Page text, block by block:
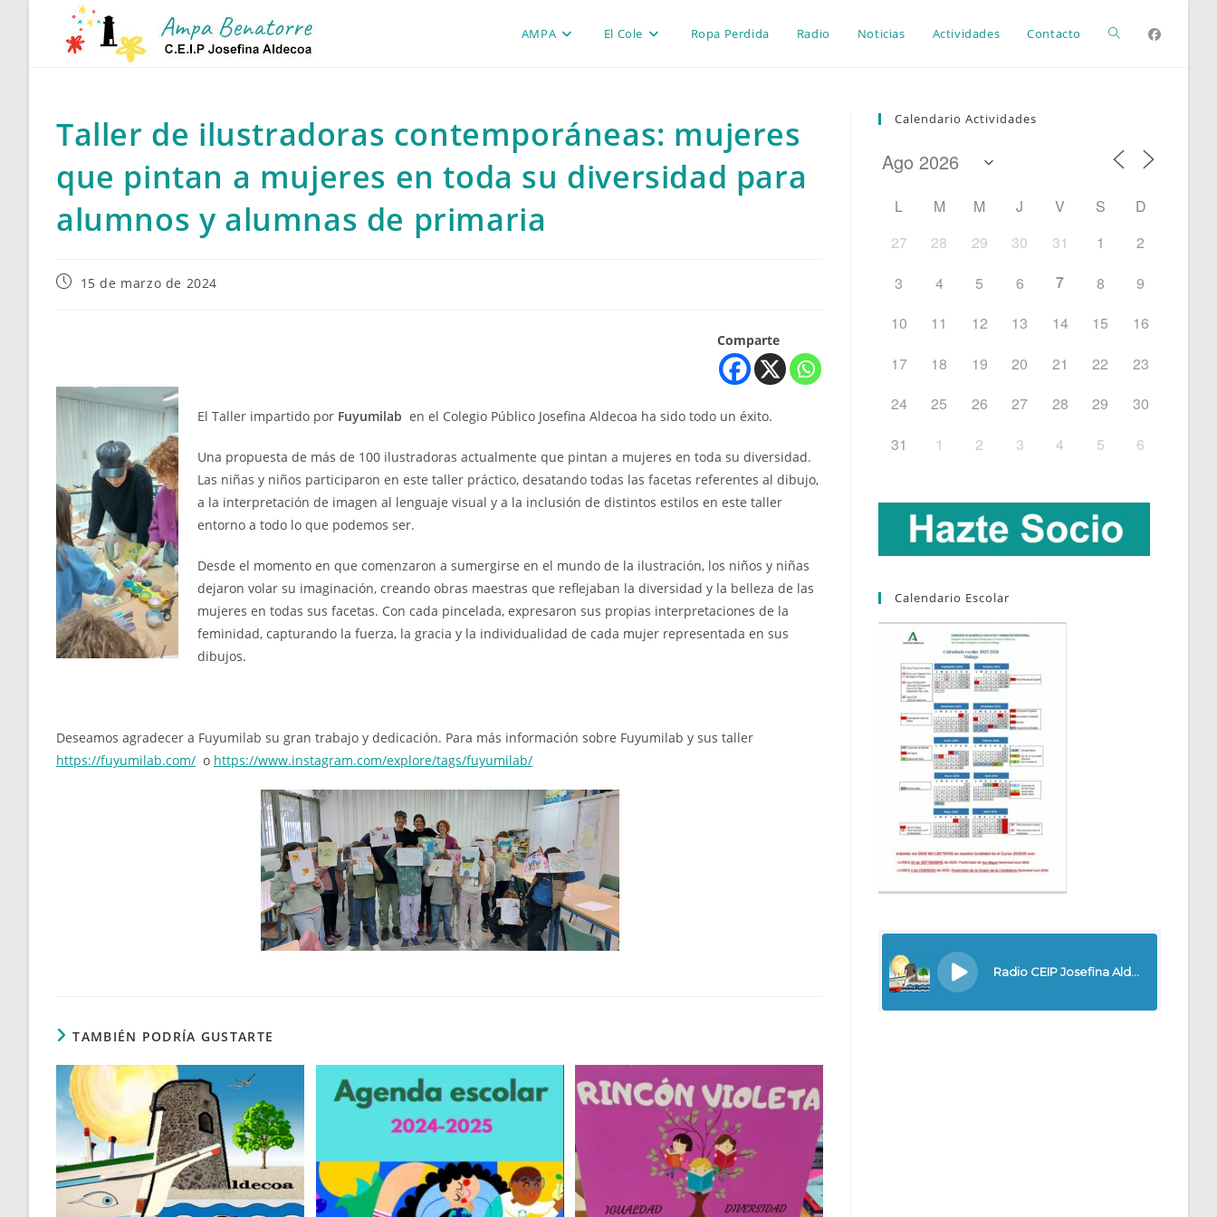
AMPA El Cole Ropa Perdida Radio Noticias Actividades Contacto Alternar
de
Taller de ilustradoras contemporáneas: mujeres
que pintan a mujeres en toda su diversidad para
alumnos y alumnas de primaria
Publicación
15 de marzo de 2024
Comparte
El Taller impartido por Fuyumilab en el Colegio Público Josefina Aldecoa ha sido todo un éxito.
Una propuesta de más de 100 ilustradoras actualmente que pintan a mujeres en toda su diversidad.
Las niñas y niños participaron en este taller práctico, desatando todas las facetas referentes al dibujo,
a la interpretación de imagen al lenguaje visual y a la inclusión de distintos estilos en este taller
entorno a todo lo que podemos ser.
Desde el momento en que comenzaron a sumergirse en el mundo de la ilustración, los niños y niñas
dejaron volar su imaginación, creando obras maestras que reflejaban la diversidad y la belleza de las
mujeres en todas sus facetas. Con cada pincelada, expresaron sus propias interpretaciones de la
feminidad, capturando la fuerza, la gracia y la individualidad de cada mujer representada en sus
dibujos.
Deseamos agradecer a Fuyumilab su gran trabajo y dedicación. Para más información sobre Fuyumilab y sus taller
https://fuyumilab.com/ o https://www.instagram.com/explore/tags/fuyumilab/
TAMBIÉN PODRÍA GUSTARTE
Calendario Actividades
L M M J V S
D
27
28 29 30 31 1
2
3
4 5 6 7 8
9
10
11 12 13 14 15
16
17
18 19 20 21 22
23
24
25 26 27 28 29
30
31
1 2 3 4 5 6
Calendario Escolar